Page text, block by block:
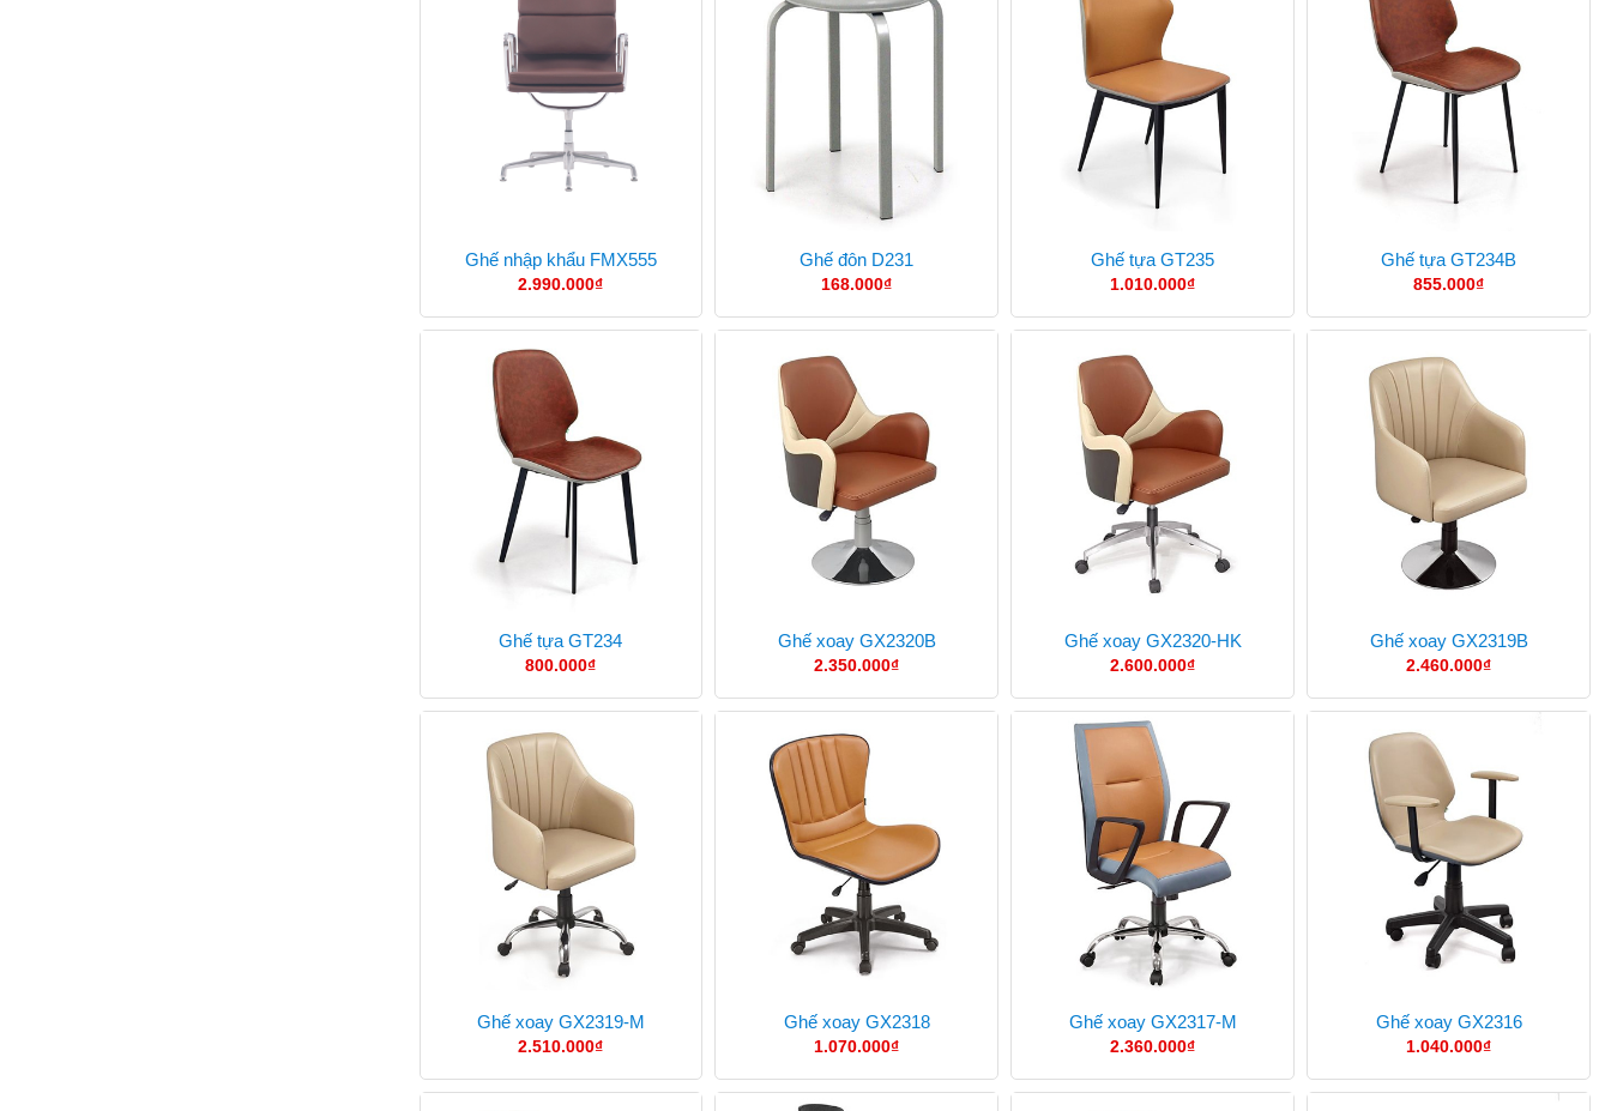
Ghế nhập khẩu FMX555
2.990.000₫
Ghế đôn D231
168.000₫
Ghế tựa GT235
1.010.000₫
Ghế tựa GT234B
855.000₫
Ghế tựa GT234
800.000₫
Ghế xoay GX2320B
2.350.000₫
Ghế xoay GX2320-HK
2.600.000₫
Ghế xoay GX2319B
2.460.000₫
Ghế xoay GX2319-M
2.510.000₫
Ghế xoay GX2318
1.070.000₫
Ghế xoay GX2317-M
2.360.000₫
Ghế xoay GX2316
1.040.000₫